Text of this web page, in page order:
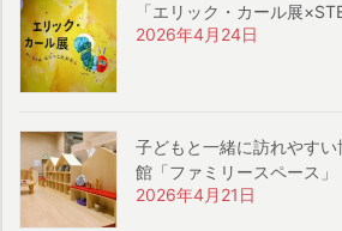
「エリック・カール展
2026年4月24日
子どもと一緒に訪れやす
館「ファミリースペース」
2026年4月21日